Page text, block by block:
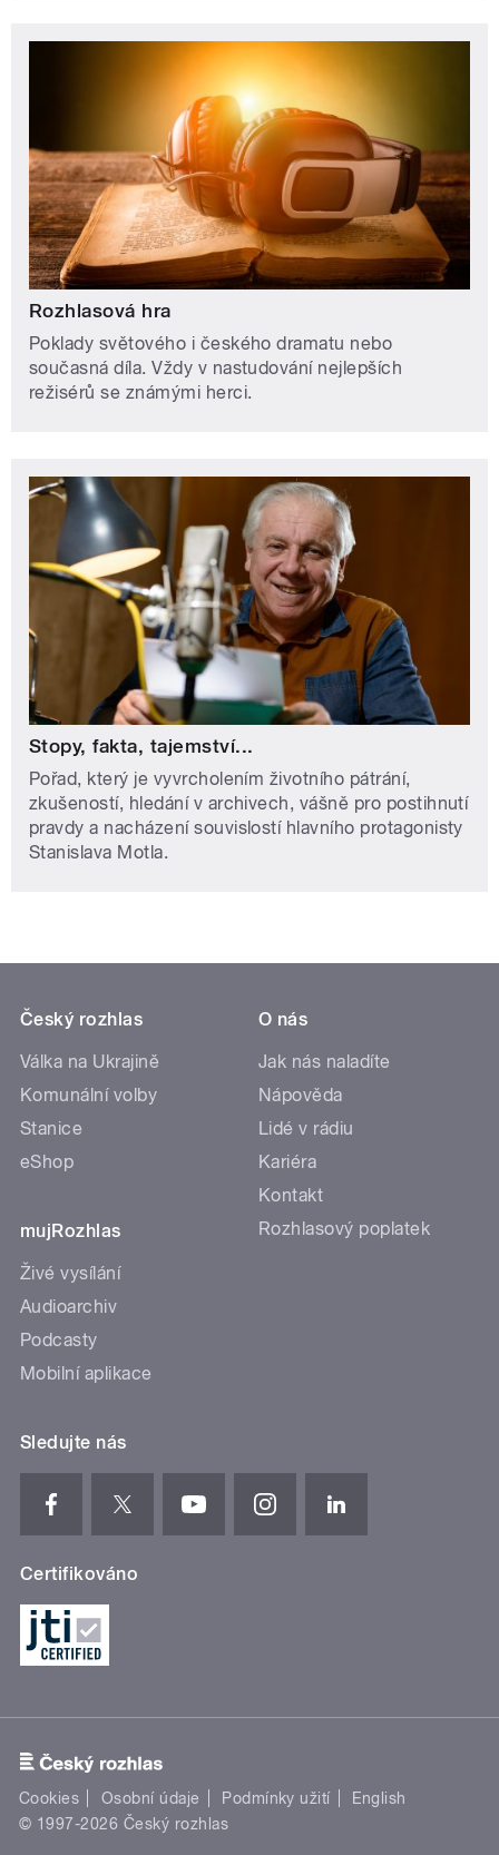
Rozhlasová hra
Poklady světového i českého dramatu nebo
současná díla. Vždy v nastudování nejlepších
režisérů se známými herci.
Stopy, fakta, tajemství...
Pořad, který je vyvrcholením životního pátrání,
zkušeností, hledání v archivech, vášně pro postihnutí
pravdy a nacházení souvislostí hlavního protagonisty
Stanislava Motla.
Český rozhlas
Válka na Ukrajině
Komunální volby
Stanice
eShop
mujRozhlas
Živé vysílání
Audioarchiv
Podcasty
Mobilní aplikace
O nás
Jak nás naladíte
Nápověda
Lidé v rádiu
Kariéra
Kontakt
Rozhlasový poplatek
Sledujte nás
Certifikováno
Cookies Osobní údaje Podmínky užití
English
© 1997-2026 Český rozhlas